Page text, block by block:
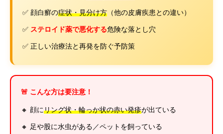
✅ 顔白癬の症状・見分け方 （他の皮膚疾患との違い）
✅ ステロイド薬で悪化する危険な落とし穴
✅ 正しい治療法と再発を防ぐ予防策
🚨 こんな方は要注意！
🔸 顔にリング状・輪っか状の赤い発疹が出ている
🔸 足や股に水虫がある／ペットを飼っている